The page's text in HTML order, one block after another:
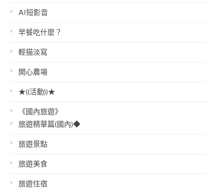
AI短影音
早餐吃什麼？
輕描淡寫
開心農場
★((活動))★
《國內旅遊》
旅遊精華篇(國內)◆
旅遊景點
旅遊美食
旅遊住宿